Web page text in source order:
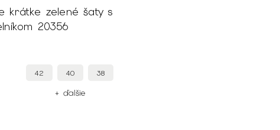
krátke zelené šaty s
20356
42 40 38
+ ďalšie